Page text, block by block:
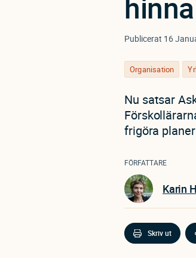
Publicerat 16
Organisation
Nu satsar
frigöra
FÖRFATTARE
Karin
Skriv ut